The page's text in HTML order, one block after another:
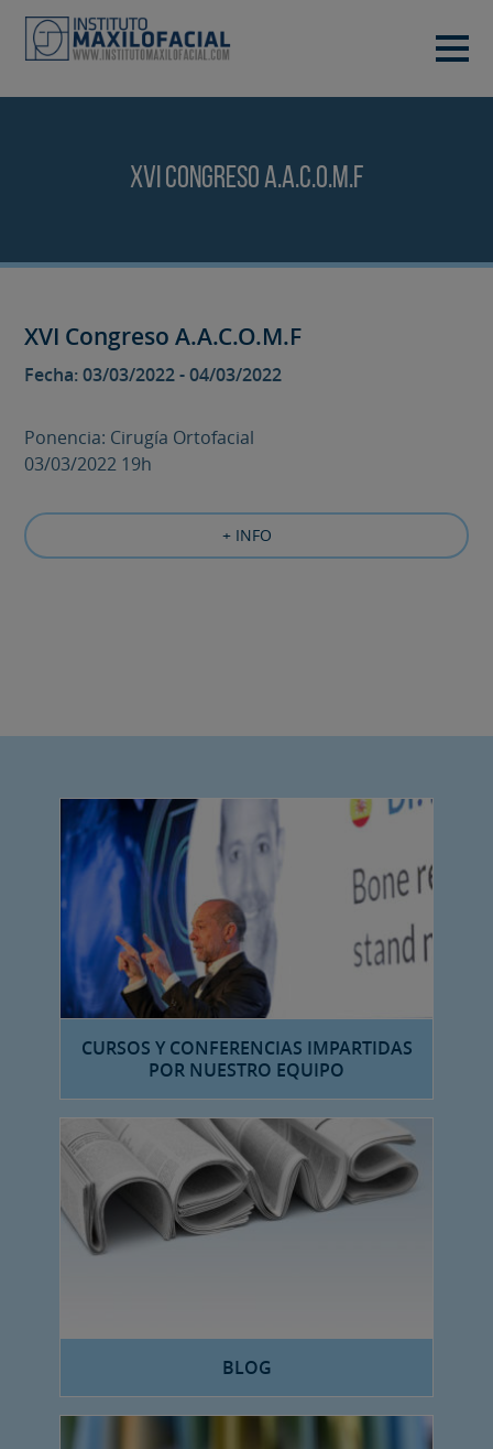
XVI Congreso A.A.C.O.M.F
XVI Congreso A.A.C.O.M.F
Fecha: 03/03/2022 - 04/03/2022
Ponencia: Cirugía Ortofacial
03/03/2022 19h
+ INFO
CURSOS Y CONFERENCIAS IMPARTIDAS
POR NUESTRO EQUIPO
BLOG